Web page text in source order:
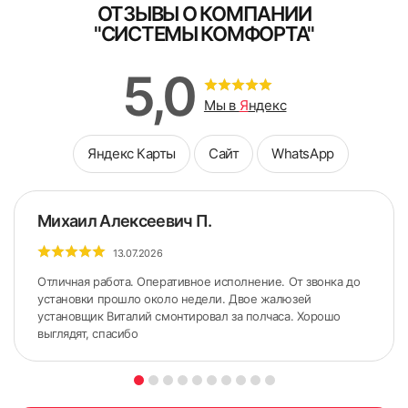
ОТЗЫВЫ О КОМПАНИИ
"СИСТЕМЫ КОМФОРТА"
5,0 Мы в Яндекс
Яндекс Карты Сайт WhatsApp
Михаил Алексеевич П.
13.07.2026
Отличная работа. Оперативное исполнение. От звонка до
установки прошло около недели. Двое жалюзей
установщик Виталий смонтировал за полчаса. Хорошо
выглядят, спасибо